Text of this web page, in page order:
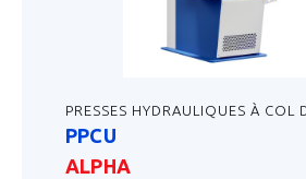
PRESSES HYDRAULIQUES À COL
PPCU
ALPHA